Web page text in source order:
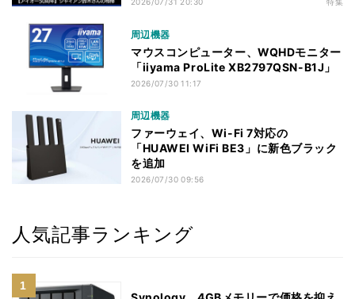
2026/07/31 20:30 特集
周辺機器
マウスコンピューター、WQHDモニター
「iiyama ProLite XB2797QSN-B1J」
2026/07/30 11:17
周辺機器
ファーウェイ、Wi-Fi 7対応の
「HUAWEI WiFi BE3」に新色ブラック
を追加
2026/07/30 09:56
人気記事ランキング